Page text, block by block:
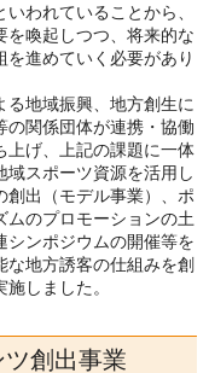
われていることから、
を喚起しつつ、将来的な
進めていく必要があり
地域振興、地方創生に
の関係団体が連携・協働
上げ、上記の課題に一体
域スポーツ資源を活用し
創出（モデル事業）、ポ
ムのプロモーションの土
シンポジウムの開催等を
地方誘客の仕組みを創
しました。
創出事業